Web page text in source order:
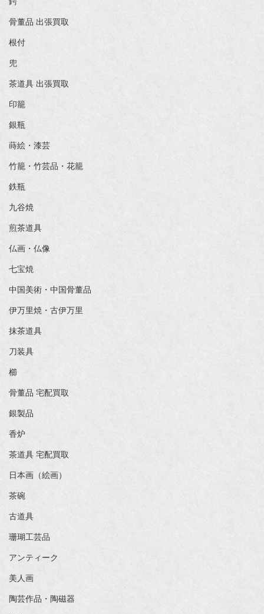
骨董品 出張買取
根付
兜
茶道具 出張買取
印籠
銀瓶
蒔絵・漆芸
竹籠・竹芸品・花籠
鉄瓶
九谷焼
煎茶道具
仏画・仏像
七宝焼
中国美術・中国骨董品
伊万里焼・古伊万里
抹茶道具
刀装具
櫛
骨董品 宅配買取
銀製品
香炉
茶道具 宅配買取
日本画（絵画）
茶碗
古道具
珊瑚工芸品
アンティーク
美人画
陶芸作品・陶磁器